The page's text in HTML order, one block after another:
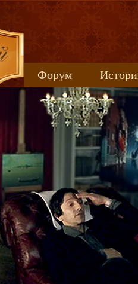
Форум
Книжные новинки